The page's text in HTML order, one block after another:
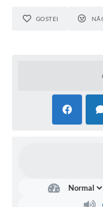
GOSTEI